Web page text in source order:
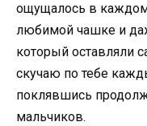
ощущалось в
любимой чашке и
который оставляли
скучаю по тебе
поклявшись
мальчиков.